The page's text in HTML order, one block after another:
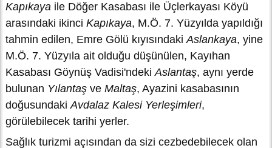
Kapıkaya ile Döğer Kasabası ile Üçlerkayası Köyü
arasındaki ikinci Kapıkaya, M.Ö. 7. Yüzyılda yapıldığı
tahmin edilen, Emre Gölü kıyısındakiAslankaya, yine
M.Ö. 7. Yüzyıla ait olduğu düşünülen, Kayıhan
Kasabası Göynüş Vadisi'ndekiAslantaş, aynı yerde
bulunan Yılantaş ve Maltaş, Ayazini kasabasının
doğusundakiAvdalaz Kalesi Yerleşimleri,
görülebilecek tarihi yerler.
Sağlık turizmi açısından da sizi cezbedebilecek olan